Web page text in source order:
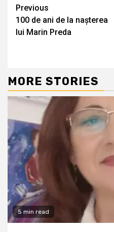
Continue
Reading
Previous
100 de ani de la nașterea
lui Marin Preda
MORE STORIES
5 min read